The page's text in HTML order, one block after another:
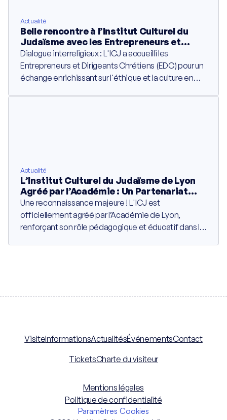
Actualité
Belle rencontre à l’Institut Culturel du
Judaïsme avec les Entrepreneurs et
Dirigeants Chrétiens
Dialogue interreligieux : L'ICJ a accueilli les
Entrepreneurs et Dirigeants Chrétiens (EDC) pour un
échange enrichissant sur l'éthique et la culture en
Actualité
L’Institut Culturel du Judaïsme de Lyon
Agréé par l’Académie : Un Partenariat
Éducatif de Cinq Ans Contre l’Ignorance
Une reconnaissance majeure ! L'ICJ est
officiellement agréé par l’Académie de Lyon,
renforçant son rôle pédagogique et éducatif dans la
VisiteInformationsActualitésÉvénementsContact
TicketsCharte du visiteur
Mentions légales
Politique de confidentialité
Paramètres Cookies